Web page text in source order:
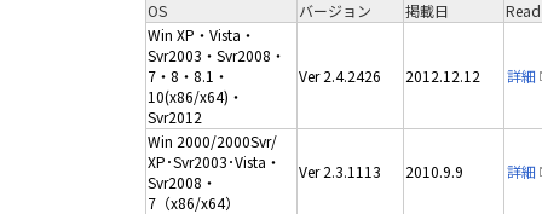
OS
バージョン 掲載日
Win XP・Vista・
Svr2003・Svr2008・
7・8・8.1・
10(x86/x64)・
Svr2012
Ver 2.4.2426 2012.12.12 詳細
Win 2000/2000Svr/
XP･Svr2003･Vista・
Svr2008・
7（x86/x64）
Ver 2.3.1113 2010.9.9 詳細